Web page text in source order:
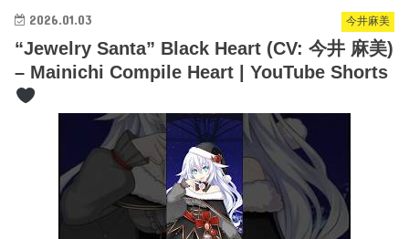
今井麻美
2026.01.03
“Jewelry Santa” Black Heart (CV: 今井 麻美)
– Mainichi Compile Heart | YouTube Shorts